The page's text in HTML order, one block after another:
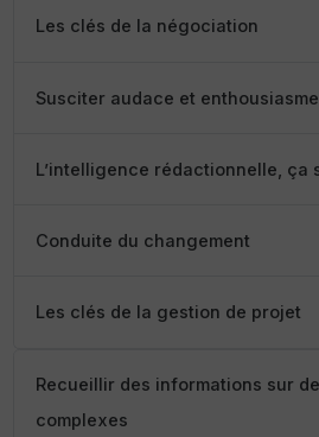
Les clés de la négociation
Susciter audace et enthousiasme
L’intelligence rédactionnelle, ça
Conduite du changement
Les clés de la gestion de projet
Recueillir des informations sur
complexes